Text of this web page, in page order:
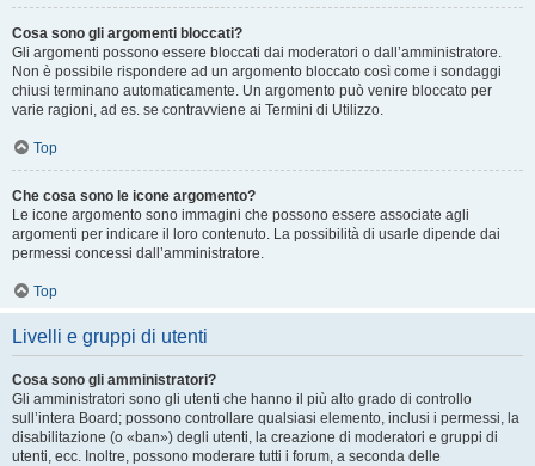
Cosa sono gli argomenti bloccati?
Gli argomenti possono essere bloccati dai moderatori o dall’amministratore.
Non è possibile rispondere ad un argomento bloccato così come i sondaggi
chiusi terminano automaticamente. Un argomento può venire bloccato per
varie ragioni, ad es. se contravviene ai Termini di Utilizzo.
Top
Che cosa sono le icone argomento?
Le icone argomento sono immagini che possono essere associate agli
argomenti per indicare il loro contenuto. La possibilità di usarle dipende dai
permessi concessi dall’amministratore.
Top
Livelli e gruppi di utenti
Cosa sono gli amministratori?
Gli amministratori sono gli utenti che hanno il più alto grado di controllo
sull’intera Board; possono controllare qualsiasi elemento, inclusi i permessi, la
disabilitazione (o «ban») degli utenti, la creazione di moderatori e gruppi di
utenti, ecc. Inoltre, possono moderare tutti i forum, a seconda delle